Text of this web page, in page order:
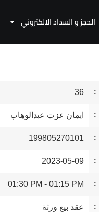
الحجز و السداد الالكتروني
36
ايمان عزت عبدالوهاب
199805270101
2023-05-09
01:15 PM
-
01:30 PM
عقد بيع ورثة